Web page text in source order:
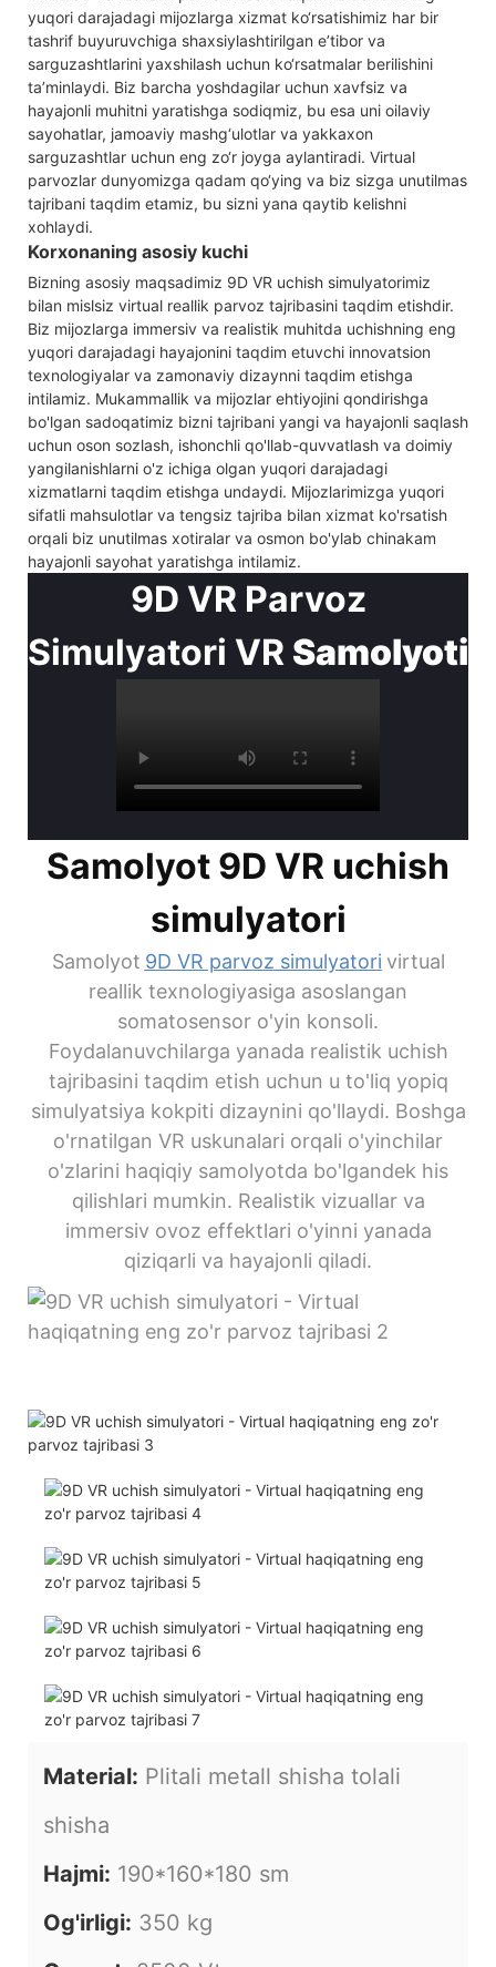
yuqori darajadagi mijozlarga xizmat ko‘rsatishimiz har bir
tashrif buyuruvchiga shaxsiylashtirilgan e’tibor va
sarguzashtlarini yaxshilash uchun ko‘rsatmalar berilishini
ta’minlaydi. Biz barcha yoshdagilar uchun xavfsiz va
hayajonli muhitni yaratishga sodiqmiz, bu esa uni oilaviy
sayohatlar, jamoaviy mashg‘ulotlar va yakkaxon
sarguzashtlar uchun eng zo‘r joyga aylantiradi. Virtual
parvozlar dunyomizga qadam qo‘ying va biz sizga unutilmas
tajribani taqdim etamiz, bu sizni yana qaytib kelishni
xohlaydi.
Korxonaning asosiy kuchi
Bizning asosiy maqsadimiz 9D VR uchish simulyatorimiz
bilan mislsiz virtual reallik parvoz tajribasini taqdim etishdir.
Biz mijozlarga immersiv va realistik muhitda uchishning eng
yuqori darajadagi hayajonini taqdim etuvchi innovatsion
texnologiyalar va zamonaviy dizaynni taqdim etishga
intilamiz. Mukammallik va mijozlar ehtiyojini qondirishga
bo'lgan sadoqatimiz bizni tajribani yangi va hayajonli saqlash
uchun oson sozlash, ishonchli qo'llab-quvvatlash va doimiy
yangilanishlarni o'z ichiga olgan yuqori darajadagi
xizmatlarni taqdim etishga undaydi. Mijozlarimizga yuqori
sifatli mahsulotlar va tengsiz tajriba bilan xizmat ko'rsatish
orqali biz unutilmas xotiralar va osmon bo'ylab chinakam
hayajonli sayohat yaratishga intilamiz.
9D VR Parvoz
Simulyatori VR Samolyoti
Samolyot 9D VR uchish
simulyatori
Samolyot 9D VR parvoz simulyatori virtual
reallik texnologiyasiga asoslangan
somatosensor o'yin konsoli.
Foydalanuvchilarga yanada realistik uchish
tajribasini taqdim etish uchun u to'liq yopiq
simulyatsiya kokpiti dizaynini qo'llaydi. Boshga
o'rnatilgan VR uskunalari orqali o'yinchilar
o'zlarini haqiqiy samolyotda bo'lgandek his
qilishlari mumkin. Realistik vizuallar va
immersiv ovoz effektlari o'yinni yanada
qiziqarli va hayajonli qiladi.
Material: Plitali metall shisha tolali
shisha
Hajmi: 190*160*180 sm
Og'irligi: 350 kg